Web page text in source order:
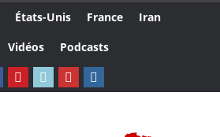
États-Unis France
Iran
Vidéos Podcasts